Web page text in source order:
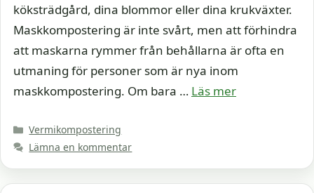
köksträdgård, dina blommor eller dina krukväxter.
Maskkompostering är inte svårt, men att förhindra
att maskarna rymmer från behållarna är ofta en
utmaning för personer som är nya inom
maskkompostering. Om bara … Läs mer
Kategorier
Vermikompostering
Lämna en kommentar